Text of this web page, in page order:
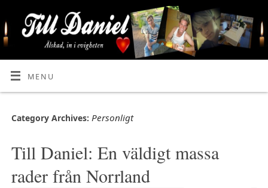
MENU
Category Archives: Personligt
Till Daniel: En väldigt massa
rader från Norrland